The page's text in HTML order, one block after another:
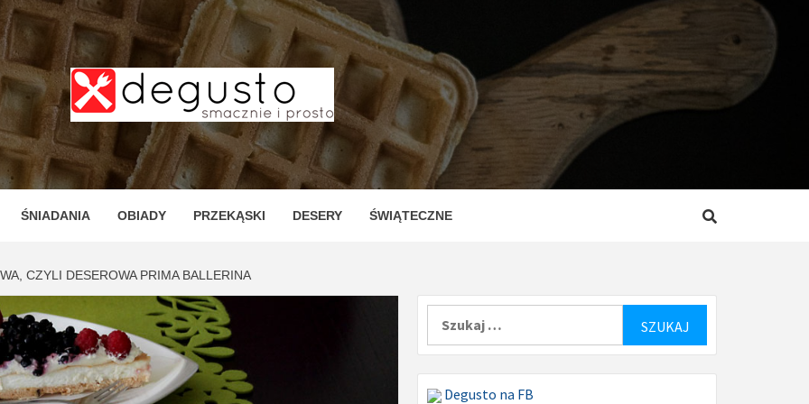
– PRZEPISY
I PROSTE
ŚNIADANIA OBIADY PRZEKĄSKI DESERY ŚWIĄTECZNE
CZYLI DESEROWA PRIMA BALLERINA
Degusto na FB